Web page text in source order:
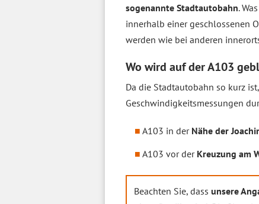
sogenannte Stadtautobahn.
innerhalb einer geschlossenen
werden wie bei anderen
Wo wird auf der A103
Da die Stadtautobahn so kurz ist,
Geschwindigkeitsmessungen
A103 in der Nähe der
A103 vor der Kreuzung am
Beachten Sie, dass unsere